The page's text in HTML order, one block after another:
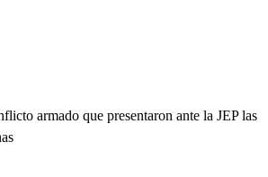
armado que presentaron ante la JEP las